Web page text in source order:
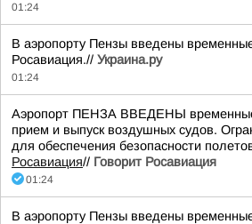
01:24
В аэропорту Пензы введены
Росавиация.// Украина.ру
01:24
Аэропорт ПЕНЗА ВВЕДЕНЫ временные
прием и выпуск воздушных судов.
для обеспечения безопасности
Росавиация// Говорит Росавиация
01:24
В аэропорту Пензы введены